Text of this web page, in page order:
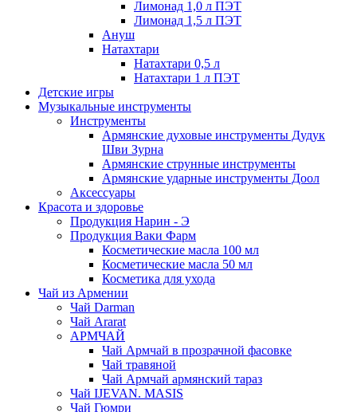
Лимонад 1,0 л ПЭТ
Лимонад 1,5 л ПЭТ
Ануш
Натахтари
Натахтари 0,5 л
Натахтари 1 л ПЭТ
Детские игры
Музыкальные инструменты
Инструменты
Армянские духовые инструменты Дудук
Шви Зурна
Армянские струнные инструменты
Армянские ударные инструменты Доол
Аксессуары
Красота и здоровье
Продукция Нарин - Э
Продукция Ваки Фарм
Косметические масла 100 мл
Косметические масла 50 мл
Косметика для ухода
Чай из Армении
Чай Darman
Чай Ararat
АРМЧАЙ
Чай Армчай в прозрачной фасовке
Чай травяной
Чай Армчай армянский тараз
Чай IJEVAN. MASIS
Чай Гюмри